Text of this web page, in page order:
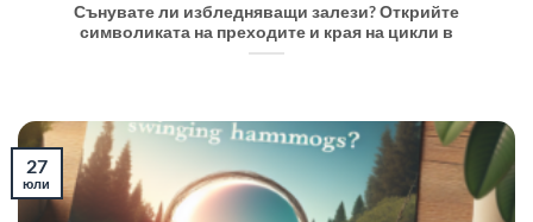
Сънувате ли избледняващи залези? Открийте
символиката на преходите и края на цикли в
27
юли